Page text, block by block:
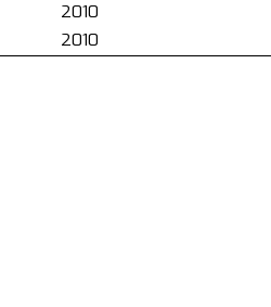
2010
2010